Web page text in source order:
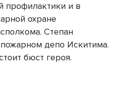
профилактики и в
охране
Степан
депо Искитима.
бюст героя.